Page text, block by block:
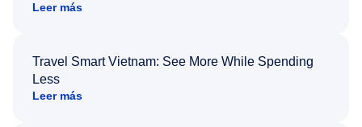
Leer más
Travel Smart Vietnam: See More While Spending
Less
Leer más